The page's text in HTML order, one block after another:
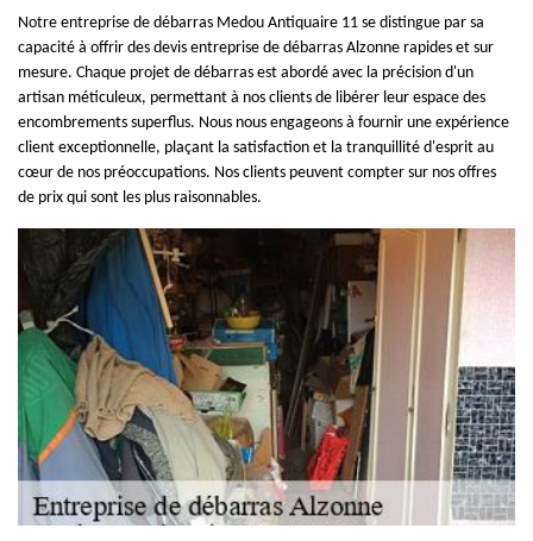
Notre entreprise de débarras Medou Antiquaire 11 se distingue par sa
capacité à offrir des devis entreprise de débarras Alzonne rapides et sur
mesure. Chaque projet de débarras est abordé avec la précision d'un
artisan méticuleux, permettant à nos clients de libérer leur espace des
encombrements superflus. Nous nous engageons à fournir une expérience
client exceptionnelle, plaçant la satisfaction et la tranquillité d'esprit au
cœur de nos préoccupations. Nos clients peuvent compter sur nos offres
de prix qui sont les plus raisonnables.